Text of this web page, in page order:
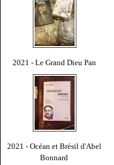
2021 - Le Grand Dieu Pan
2021 - Océan et Brésil d'Abel
Bonnard